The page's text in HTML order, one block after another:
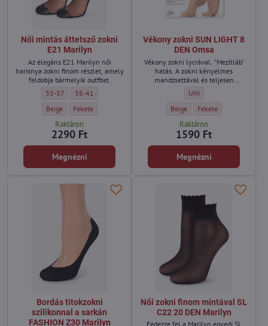
Női mintás áttetsző zokni
E21 Marilyn
Az elegáns E21 Marilyn női
harisnya zokni finom részlet, amely
feldobja bármelyik outfitet.
Női mintás áttetsző zokni E21 Marilyn - Méret:
35-37 Női mintás áttetsző zokni E21 Marilyn - Méret:
38-41
Női mintás áttetsző zokni E21 Marilyn - Szín:
Beige Női mintás áttetsző zokni E21 Marilyn - Szín:
Fekete
Raktáron
2290 Ft
Megnézni
Vékony zokni SUN LIGHT 8
DEN Omsa
Vékony zokni lycrával. "Mezítláb"
hatás. A zokni kényelmes
mandzsettával és teljesen
rendelkezik.
Vékony zokni SUN LIGHT
UNI
Vékony zokni SUN LIGHT 8 DEN
Beige Vékony zokni SUN
Fekete
Raktáron
1590 Ft
Megnézni
Bordás titokzokni
szilikonnal a sarkán
FASHION Z30 Marilyn
Női zokni finom mintával SL
C22 20 DEN Marilyn
Fedezze fel a Marilyn egyedi SL